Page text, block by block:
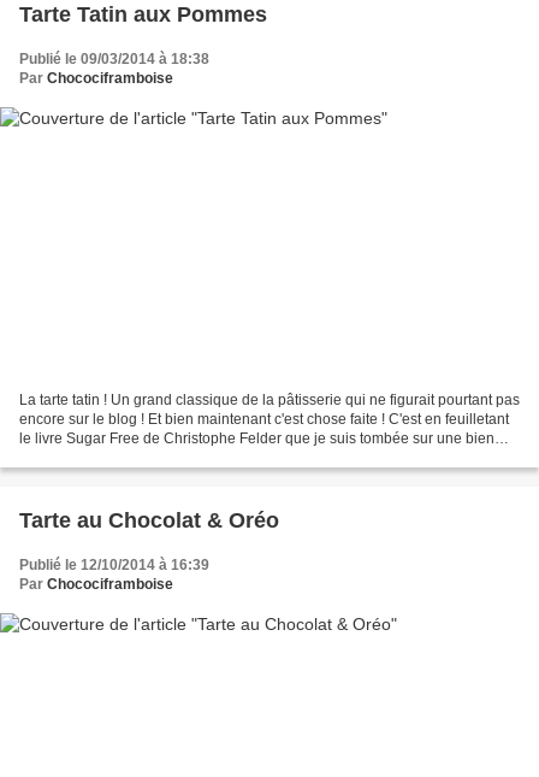
Tarte Tatin aux Pommes
Publié le 09/03/2014 à 18:38
Par Chocociframboise
La tarte tatin ! Un grand classique de la pâtisserie qui ne figurait pourtant pas
encore sur le blog ! Et bien maintenant c'est chose faite ! C'est en feuilletant
le livre Sugar Free de Christophe Felder que je suis tombée sur une bien
Tarte au Chocolat & Oréo
Publié le 12/10/2014 à 16:39
Par Chocociframboise